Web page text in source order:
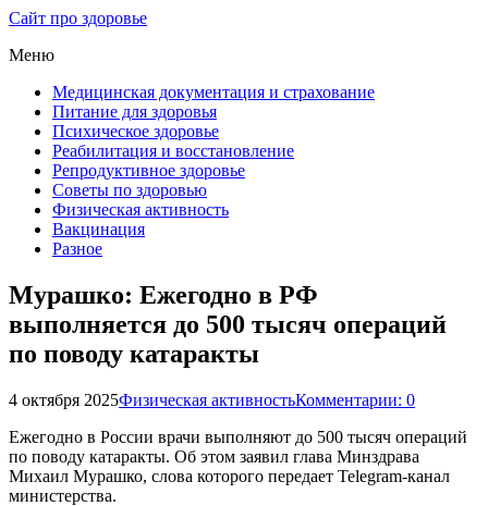
Сайт про здоровье
Меню
Медицинская документация и страхование
Питание для здоровья
Психическое здоровье
Реабилитация и восстановление
Репродуктивное здоровье
Советы по здоровью
Физическая активность
Вакцинация
Разное
Мурашко: Ежегодно в РФ
выполняется до 500 тысяч операций
по поводу катаракты
4 октября 2025Физическая активностьКомментарии: 0
Ежегодно в России врачи выполняют до 500 тысяч операций
по поводу катаракты. Об этом заявил глава Минздрава
Михаил Мурашко, слова которого передает Telegram-канал
министерства.